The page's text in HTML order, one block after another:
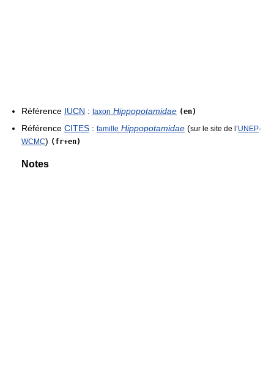
Référence IUCN : taxon Hippopotamidae (en)
Référence CITES : famille Hippopotamidae (sur le site de l’UNEP-
WCMC) (fr+en)
Notes